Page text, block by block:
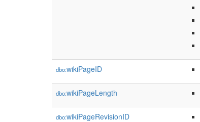
dbo:wikiPageID
dbo:wikiPageLength
dbo:wikiPageRevisionID